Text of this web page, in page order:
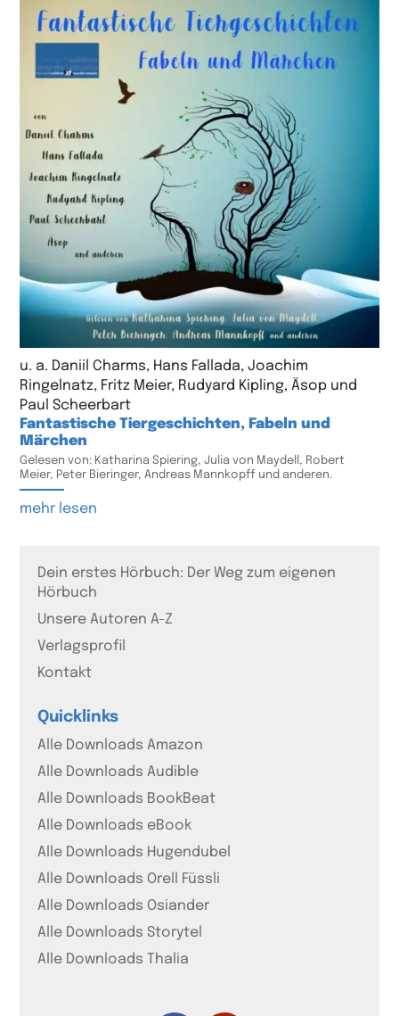
u. a. Daniil Charms, Hans Fallada, Joachim
Ringelnatz, Fritz Meier, Rudyard Kipling, Äsop und
Paul Scheerbart
Fantastische Tiergeschichten, Fabeln und
Märchen
Gelesen von: Katharina Spiering, Julia von Maydell, Robert
Meier, Peter Bieringer, Andreas Mannkopff und anderen.
mehr lesen
Dein erstes Hörbuch: Der Weg zum eigenen
Hörbuch
Unsere Autoren A-Z
Verlagsprofil
Kontakt
Quicklinks
Alle Downloads Amazon
Alle Downloads Audible
Alle Downloads BookBeat
Alle Downloads eBook
Alle Downloads Hugendubel
Alle Downloads Orell Füssli
Alle Downloads Osiander
Alle Downloads Storytel
Alle Downloads Thalia